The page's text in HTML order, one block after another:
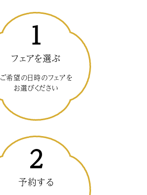
1
フェアを選ぶ
ご希望の日時のフェアを
お選びください
2
予約する